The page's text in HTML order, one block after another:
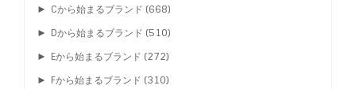
► Cから始まるブランド (668)
► Dから始まるブランド (510)
► Eから始まるブランド (272)
► Fから始まるブランド (310)